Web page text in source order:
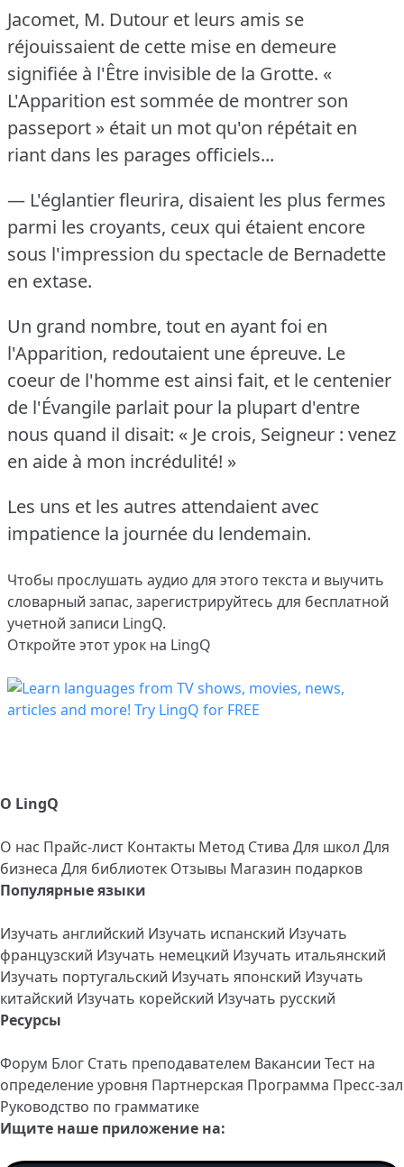
Jacomet, M. Dutour et leurs amis se
réjouissaient de cette mise en demeure
signifiée à l'Être invisible de la Grotte. «
L'Apparition est sommée de montrer son
passeport » était un mot qu'on répétait en
riant dans les parages officiels...
— L'églantier fleurira, disaient les plus fermes
parmi les croyants, ceux qui étaient encore
sous l'impression du spectacle de Bernadette
en extase.
Un grand nombre, tout en ayant foi en
l'Apparition, redoutaient une épreuve. Le
coeur de l'homme est ainsi fait, et le centenier
de l'Évangile parlait pour la plupart d'entre
nous quand il disait: « Je crois, Seigneur : venez
en aide à mon incrédulité! »
Les uns et les autres attendaient avec
impatience la journée du lendemain.
Чтобы прослушать аудио для этого текста и выучить
словарный запас, зарегистрируйтесь для бесплатной
учетной записи LingQ.
Откройте этот урок на LingQ
О LingQ
О нас Прайс-лист Контакты Метод Стива Для школ Для
бизнеса Для библиотек Отзывы Магазин подарков
Популярные языки
Изучать английский Изучать испанский Изучать
французский Изучать немецкий Изучать итальянский
Изучать португальский Изучать японский Изучать
китайский Изучать корейский Изучать русский
Ресурсы
Форум Блог Стать преподавателем Вакансии Тест на
определение уровня Партнерская Программа Пресс-зал
Руководство по грамматике
Ищите наше приложение на: